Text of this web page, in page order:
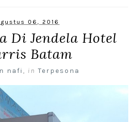
06, 2016
Di Jendela Hotel
Batam
nafi , in Terpesona